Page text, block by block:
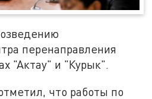
перенаправления
"Актау" и "Курык".
что работы по